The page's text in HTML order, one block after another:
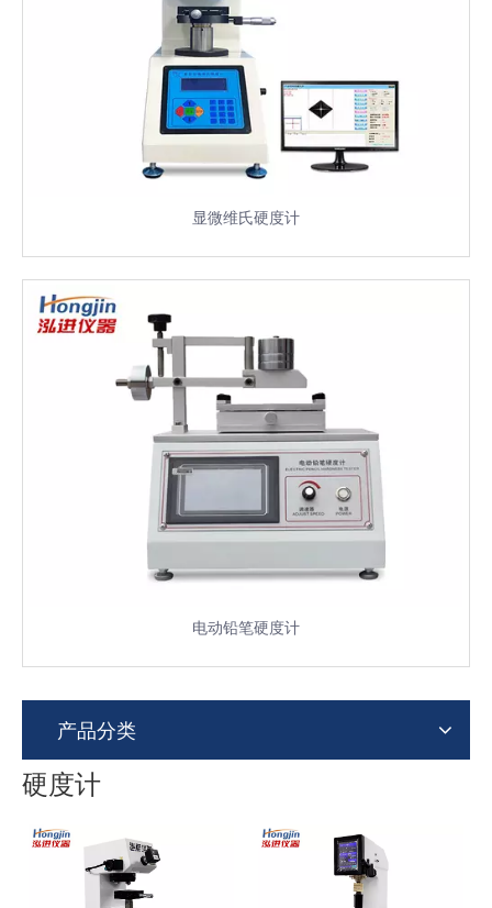
显微维氏硬度计
电动铅笔硬度计
产品分类
硬度计